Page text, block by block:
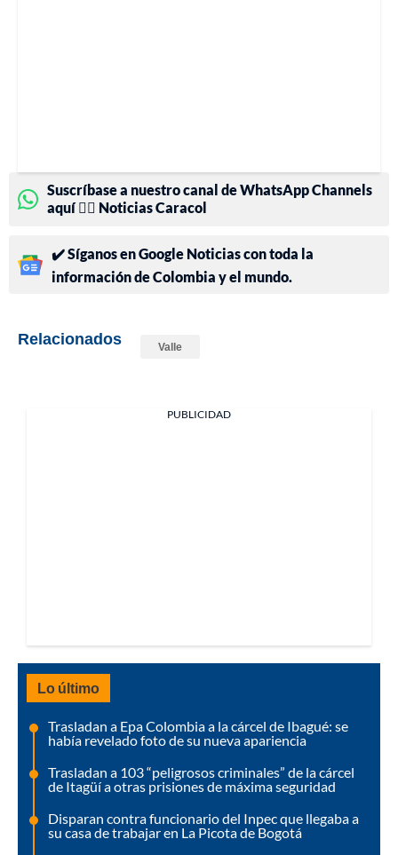
Suscríbase a nuestro canal de WhatsApp Channels
aquí 👉🏻 Noticias Caracol
✔️ Síganos en Google Noticias con toda la
información de Colombia y el mundo.
Relacionados Valle
PUBLICIDAD
Lo último
Trasladan a Epa Colombia a la cárcel de Ibagué: se
había revelado foto de su nueva apariencia
Trasladan a 103 “peligrosos criminales” de la cárcel
de Itagüí a otras prisiones de máxima seguridad
Disparan contra funcionario del Inpec que llegaba a
su casa de trabajar en La Picota de Bogotá